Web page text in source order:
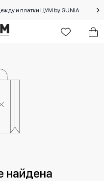
и платки ЦУМ by GUNIA
найдена